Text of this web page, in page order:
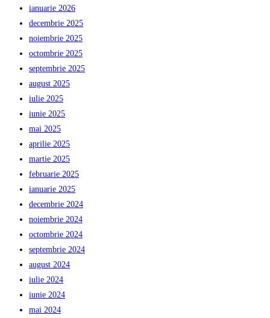
ianuarie 2026
decembrie 2025
noiembrie 2025
octombrie 2025
septembrie 2025
august 2025
iulie 2025
iunie 2025
mai 2025
aprilie 2025
martie 2025
februarie 2025
ianuarie 2025
decembrie 2024
noiembrie 2024
octombrie 2024
septembrie 2024
august 2024
iulie 2024
iunie 2024
mai 2024